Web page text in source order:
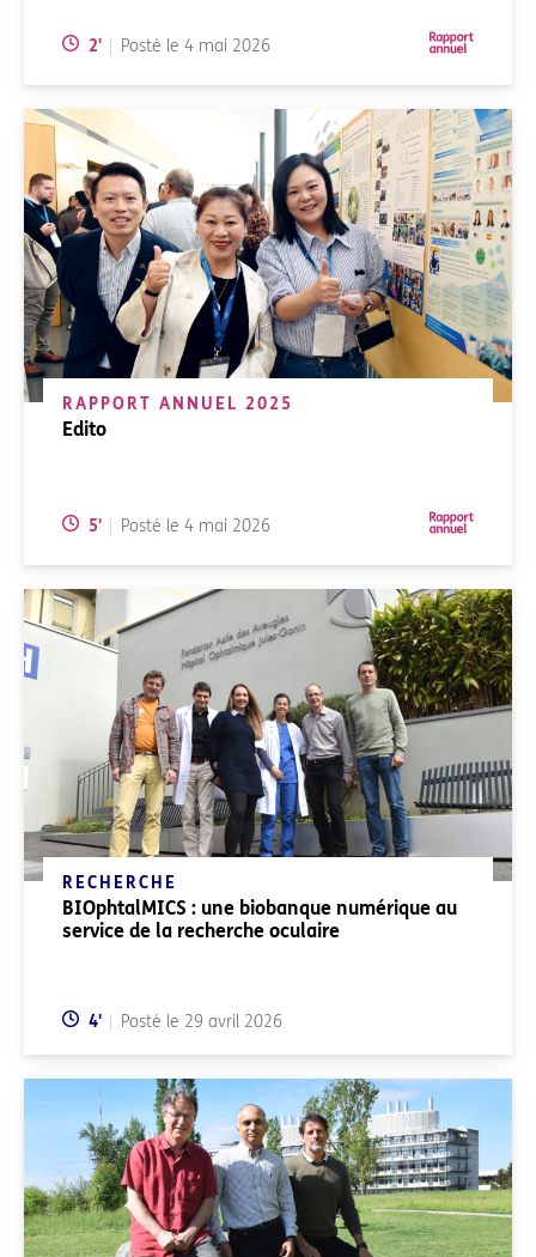
Temps de lecture:
2' Posté le 4 mai 2026
RAPPORT ANNUEL 2025
Edito
Temps de lecture:
5' Posté le 4 mai 2026
RECHERCHE
BIOphtalMICS : une biobanque numérique au
service de la recherche oculaire
Temps de lecture:
4' Posté le 29 avril 2026